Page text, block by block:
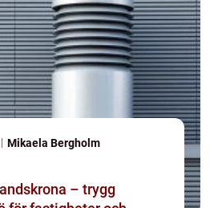
Mikaela Bergholm
– trygg